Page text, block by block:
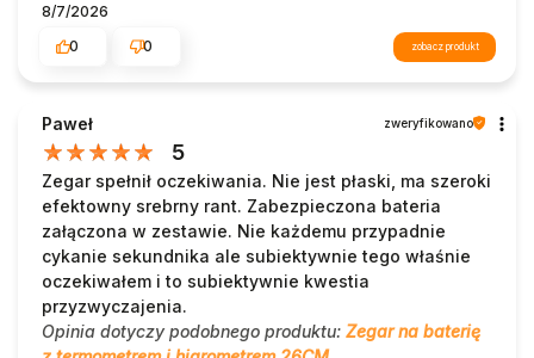
8/7/2026
0
0 zobacz produkt
Paweł zweryfikowano
5
Zegar spełnił oczekiwania. Nie jest płaski, ma szeroki
efektowny srebrny rant. Zabezpieczona bateria
załączona w zestawie. Nie każdemu przypadnie
cykanie sekundnika ale subiektywnie tego właśnie
oczekiwałem i to subiektywnie kwestia
przyzwyczajenia.
Opinia dotyczy podobnego produktu: Zegar na baterię